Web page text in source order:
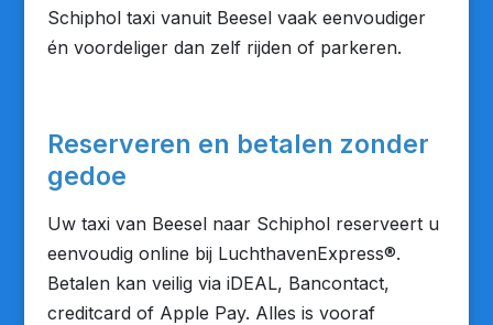
Schiphol taxi vanuit Beesel vaak eenvoudiger
én voordeliger dan zelf rijden of parkeren.
Reserveren en betalen zonder
gedoe
Uw taxi van Beesel naar Schiphol reserveert u
eenvoudig online bij LuchthavenExpress®.
Betalen kan veilig via iDEAL, Bancontact,
creditcard of Apple Pay. Alles is vooraf